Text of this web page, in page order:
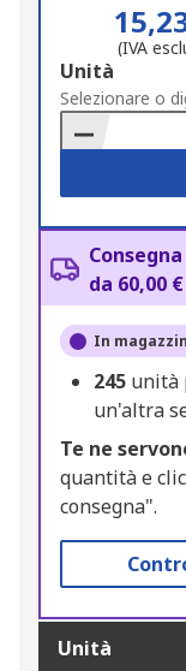
(IVA
Add
to
Basket
Unità
Selezionare o
da 60,00 €
In
245 unità
un'altra
Te ne
quantità e
consegna".
Unità